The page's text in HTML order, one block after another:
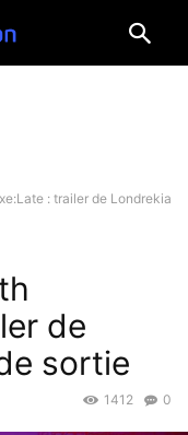
: trailer de Londrekia
de
sortie
0
1412